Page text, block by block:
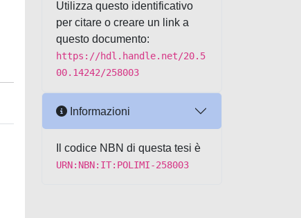
Utilizza questo identificativo
per citare o creare un link a
questo documento:
https://hdl.handle.net/20.5
00.14242/258003
Informazioni
Il codice NBN di questa tesi è
URN:NBN:IT:POLIMI-258003